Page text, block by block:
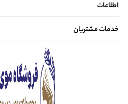
اطلاعات
صفحه اصلی
خدمات مشتریان